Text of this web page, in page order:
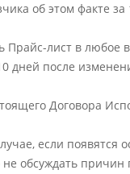
об этом факте
лист в любое
дней после
Договора
если появятся
не обсуждать